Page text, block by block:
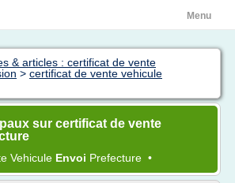
Menu
& articles : certificat de vente
> certificat de vente vehicule
sur certificat de vente
Vehicule Envoi Prefecture •